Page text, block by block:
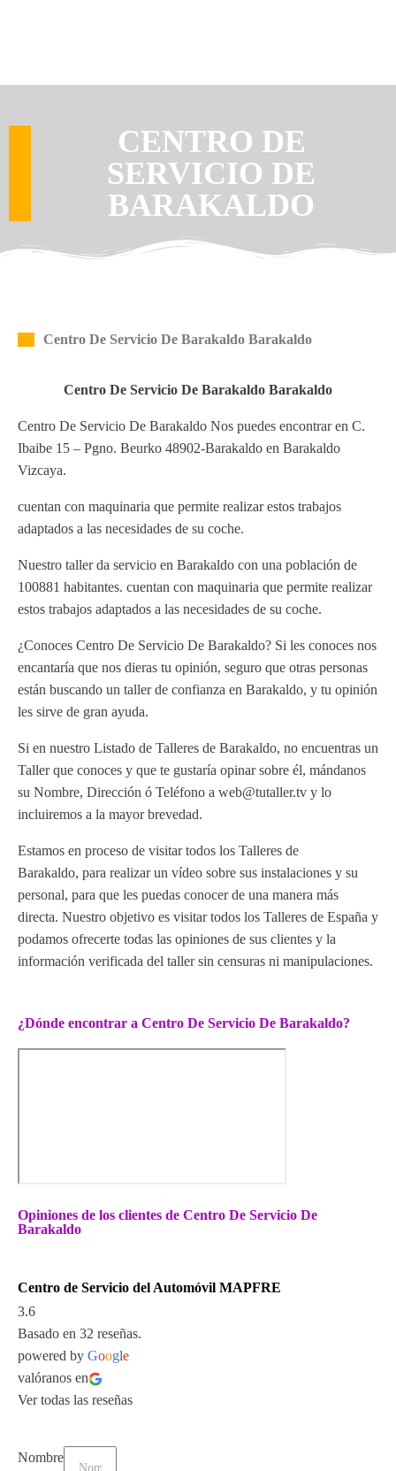
CENTRO DE
SERVICIO DE
BARAKALDO
Centro De Servicio De Barakaldo Barakaldo
Centro De Servicio De Barakaldo Barakaldo
Centro De Servicio De Barakaldo Nos puedes encontrar en C.
Ibaibe 15 – Pgno. Beurko 48902-Barakaldo en Barakaldo
Vizcaya.
cuentan con maquinaria que permite realizar estos trabajos
adaptados a las necesidades de su coche.
Nuestro taller da servicio en Barakaldo con una población de
100881 habitantes. cuentan con maquinaria que permite realizar
estos trabajos adaptados a las necesidades de su coche.
¿Conoces Centro De Servicio De Barakaldo? Si les conoces nos
encantaría que nos dieras tu opinión, seguro que otras personas
están buscando un taller de confianza en Barakaldo, y tu opinión
les sirve de gran ayuda.
Si en nuestro Listado de Talleres de Barakaldo, no encuentras un
Taller que conoces y que te gustaría opinar sobre él, mándanos
su Nombre, Dirección ó Teléfono a web@tutaller.tv y lo
incluiremos a la mayor brevedad.
Estamos en proceso de visitar todos los Talleres de
Barakaldo, para realizar un vídeo sobre sus instalaciones y su
personal, para que les puedas conocer de una manera más
directa. Nuestro objetivo es visitar todos los Talleres de España y
podamos ofrecerte todas las opiniones de sus clientes y la
información verificada del taller sin censuras ni manipulaciones.
¿Dónde encontrar a Centro De Servicio De Barakaldo?
Opiniones de los clientes de Centro De Servicio De
Barakaldo
Centro de Servicio del Automóvil MAPFRE
3.6
Basado en 32 reseñas.
powered by Google
valóranos en
Ver todas las reseñas
Nombre